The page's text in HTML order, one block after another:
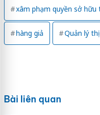
xâm phạm quyền sở hữu
hàng giả Quản lý
Bài liên quan